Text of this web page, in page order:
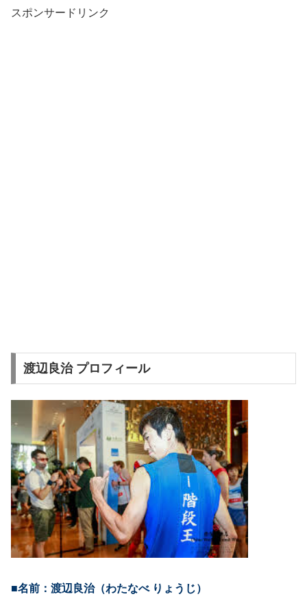
スポンサードリンク
渡辺良治 プロフィール
■名前：渡辺良治（わたなべ りょうじ）